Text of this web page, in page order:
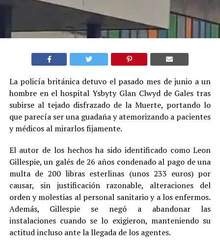
La policía británica detuvo el pasado mes de junio a un
hombre en el hospital Ysbyty Glan Clwyd de Gales tras
subirse al tejado disfrazado de la Muerte, portando lo
que parecía ser una guadaña y atemorizando a pacientes
y médicos al mirarlos fijamente.
El autor de los hechos ha sido identificado como Leon
Gillespie, un galés de 26 años condenado al pago de una
multa de 200 libras esterlinas (unos 233 euros) por
causar, sin justificación razonable, alteraciones del
orden y molestias al personal sanitario y a los enfermos.
Además, Gillespie se negó a abandonar las
instalaciones cuando se lo exigieron, manteniendo su
actitud incluso ante la llegada de los agentes.